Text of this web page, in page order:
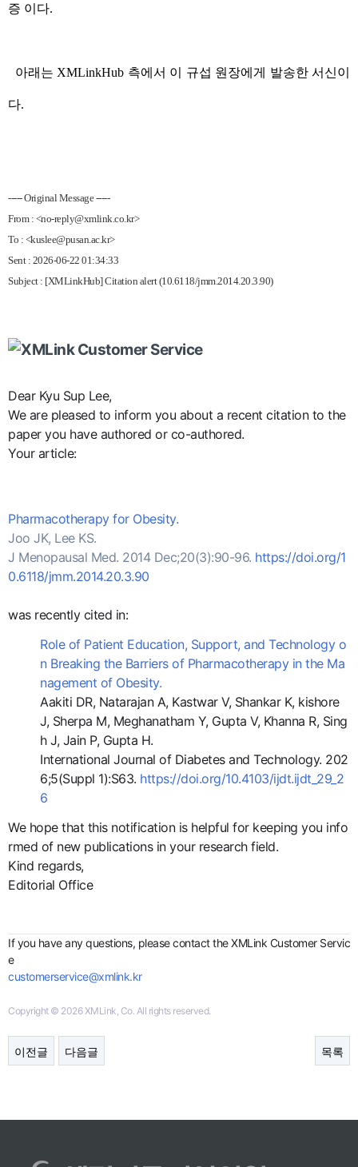
증 이다.
아래는 XMLinkHub 측에서 이 규섭 원장에게 발송한 서신이
다.
----- Original Message -----
From : <no-reply@xmlink.co.kr>
To : <kuslee@pusan.ac.kr>
Sent : 2026-06-22 01:34:33
Subject : [XMLinkHub] Citation alert (10.6118/jmm.2014.20.3.90)
Dear Kyu Sup Lee,
We are pleased to inform you about a recent citation to the
paper you have authored or co-authored.
Your article:
Pharmacotherapy for Obesity.
Joo JK, Lee KS.
J Menopausal Med. 2014 Dec;20(3):90-96. https://doi.org/1
0.6118/jmm.2014.20.3.90
was recently cited in:
Role of Patient Education, Support, and Technology o
n Breaking the Barriers of Pharmacotherapy in the Ma
nagement of Obesity.
Aakiti DR, Natarajan A, Kastwar V, Shankar K, kishore
J, Sherpa M, Meghanatham Y, Gupta V, Khanna R, Sing
h J, Jain P, Gupta H.
International Journal of Diabetes and Technology. 202
6;5(Suppl 1):S63. https://doi.org/10.4103/ijdt.ijdt_29_2
6
We hope that this notification is helpful for keeping you info
rmed of new publications in your research field.
Kind regards,
Editorial Office
If you have any questions, please contact the XMLink Customer Servic
e
customerservice@xmlink.kr
Copyright © 2026 XMLink, Co. All rights reserved.
이전글 다음글 목록